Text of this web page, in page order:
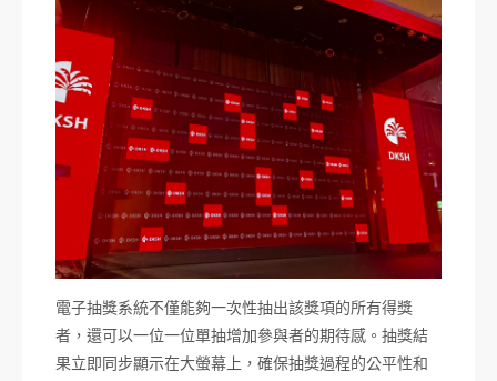
電子抽獎系統不僅能夠一次性抽出該獎項的所有得獎
者，還可以一位一位單抽增加參與者的期待感。抽獎結
果立即同步顯示在大螢幕上，確保抽獎過程的公平性和